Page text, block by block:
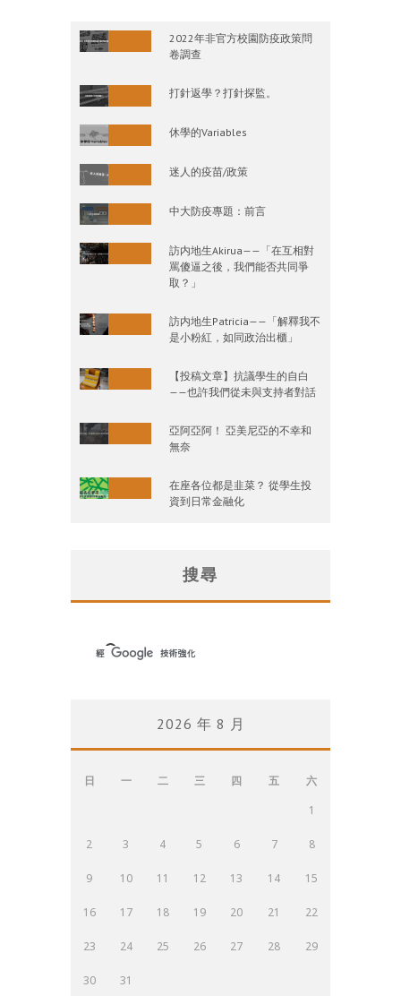
2022年非官方校園防疫政策問
卷調查
打針返學？打針探監。
休學的Variables
迷人的疫苗/政策
中大防疫專題：前言
訪内地生Akirua——「在互相對
罵傻逼之後，我們能否共同爭
取？」
訪内地生Patricia——「解釋我不
是小粉紅，如同政治出櫃」
【投稿文章】抗議學生的自白
——也許我們從未與支持者對話
亞阿亞阿！ 亞美尼亞的不幸和
無奈
在座各位都是韭菜？ 從學生投
資到日常金融化
搜尋
2026 年 8 月
日 一 二 三 四 五
六
1
2 3 4 5 6 7 8
9 10 11 12 13 14 15
16 17 18 19 20 21 22
23 24 25 26 27 28 29
30 31